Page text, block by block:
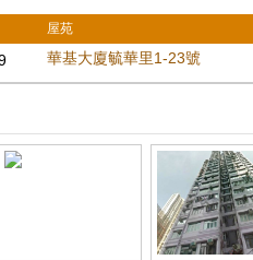
屋苑
華基大廈毓華里1-23號